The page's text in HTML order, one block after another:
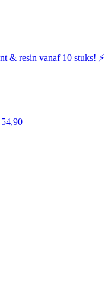
& resin vanaf 10 stuks! ⚡️